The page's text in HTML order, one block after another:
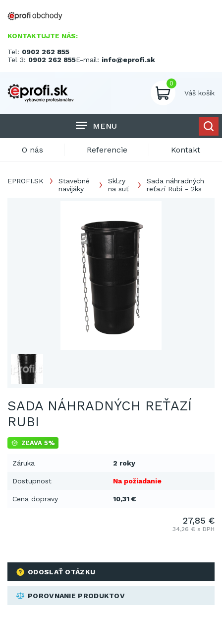
KONTAKTUJTE NÁS:
Tel: 0902 262 855
Tel 3: 0902 262 855E-mail: info@eprofi.sk
0
Váš košík
MENU
O nás Referencie Kontakt
EPROFI.SK
Stavebné
navijáky
Sklzy
na suť
Sada náhradných
reťazí Rubi - 2ks
SADA NÁHRADNÝCH REŤAZÍ
RUBI
ZĽAVA 5%
Záruka 2 roky
Dostupnost Na požiadanie
Cena dopravy 10,31 €
ODOSLAŤ OTÁZKU
POROVNANIE PRODUKTOV
27,85 €
34,26 € s DPH